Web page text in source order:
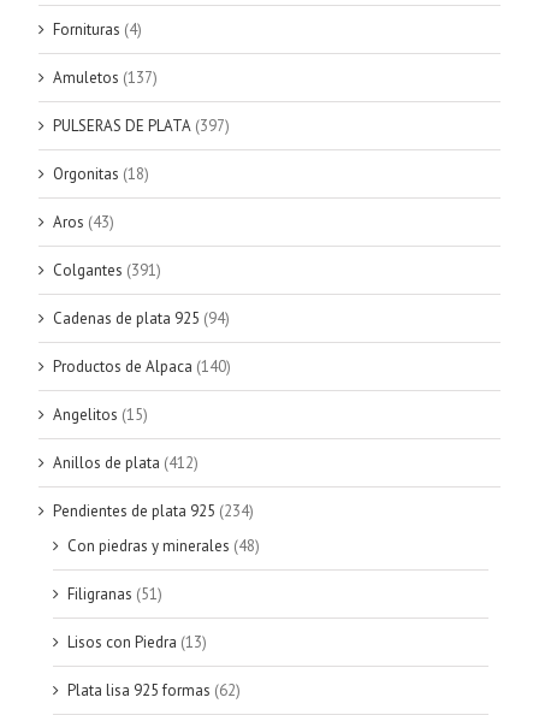
Fornituras (4)
Amuletos (137)
PULSERAS DE PLATA (397)
Orgonitas (18)
Aros (43)
Colgantes (391)
Cadenas de plata 925 (94)
Productos de Alpaca (140)
Angelitos (15)
Anillos de plata (412)
Pendientes de plata 925 (234)
Con piedras y minerales (48)
Filigranas (51)
Lisos con Piedra (13)
Plata lisa 925 formas (62)